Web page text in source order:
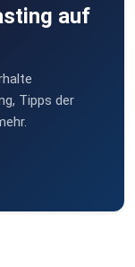
auf
Tipps der